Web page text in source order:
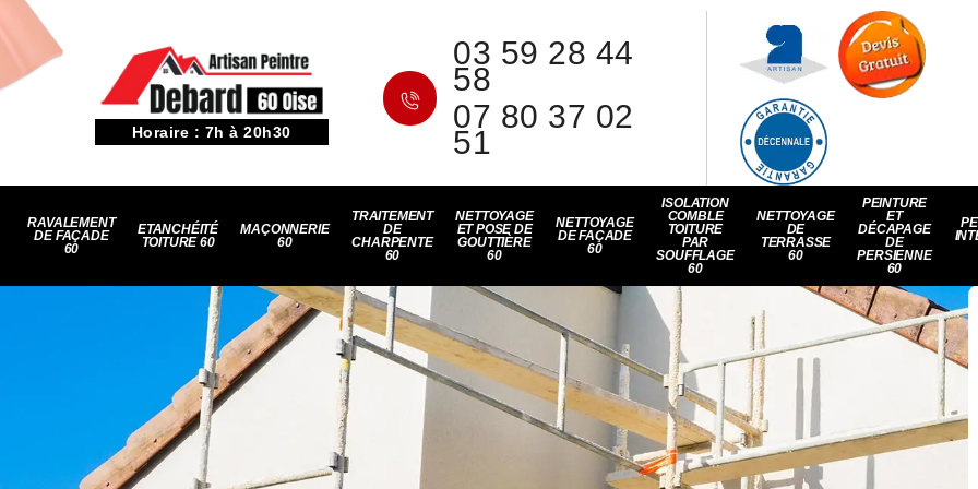
Horaire : 7h à 20h30
03 59 28 44
58
07 80 37 02
51
RAVALEMENT
DE FAÇADE
60
ETANCHÉITÉ
TOITURE 60
MAÇONNERIE
60
TRAITEMENT
DE
CHARPENTE
60
NETTOYAGE
ET POSE DE
GOUTTIÈRE
60
NETTOYAGE
DE FAÇADE
60
ISOLATION
COMBLE
TOITURE
PAR
SOUFFLAGE
60
NETTOYAGE
DE
TERRASSE
60
PEINTURE
ET
DÉCAPAGE
DE
PERSIENNE
60